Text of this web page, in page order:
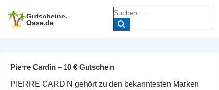
Zum
Inhalt
Gutscheine-
Oase.de
Suche
nach:
Pierre Cardin – 10 € Gutschein
PIERRE CARDIN gehört zu den bekanntesten Marken